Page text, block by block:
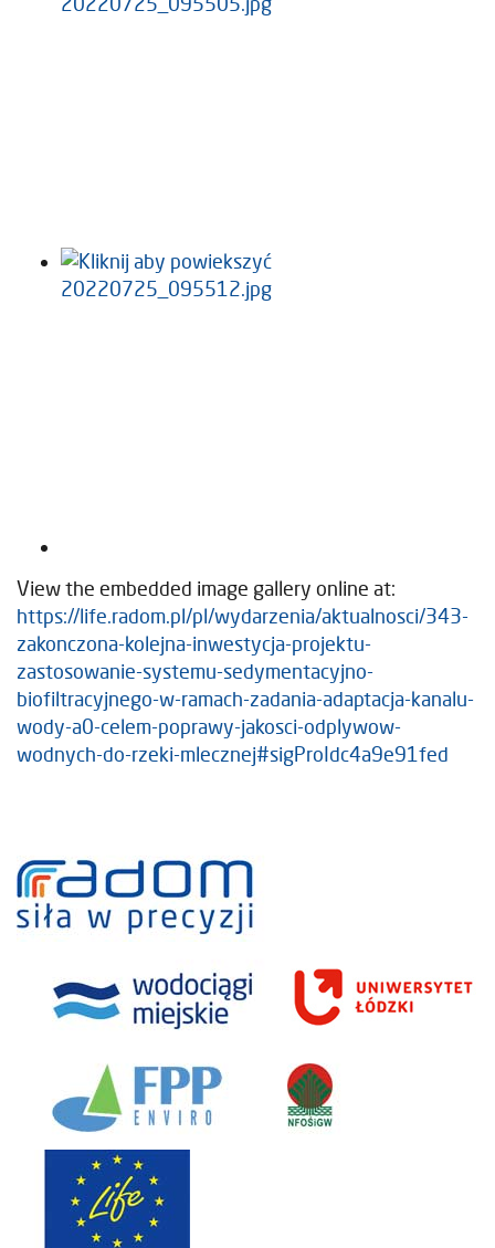
View the embedded image gallery online at:
https://life.radom.pl/pl/wydarzenia/aktualnosci/343-
zakonczona-kolejna-inwestycja-projektu-
zastosowanie-systemu-sedymentacyjno-
biofiltracyjnego-w-ramach-zadania-adaptacja-kanalu-
wody-a0-celem-poprawy-jakosci-odplywow-
wodnych-do-rzeki-mlecznej#sigProIdc4a9e91fed